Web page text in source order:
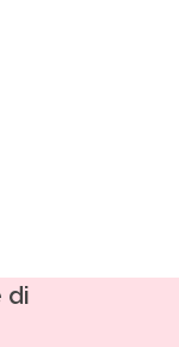
di